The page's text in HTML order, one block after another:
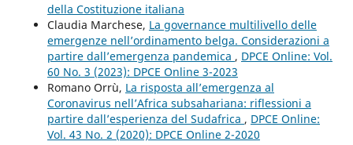
della Costituzione italiana
Claudia Marchese, La governance multilivello delle
emergenze nell’ordinamento belga. Considerazioni a
partire dall’emergenza pandemica , DPCE Online: Vol.
60 No. 3 (2023): DPCE Online 3-2023
Romano Orrù, La risposta all’emergenza al
Coronavirus nell’Africa subsahariana: riflessioni a
partire dall’esperienza del Sudafrica , DPCE Online:
Vol. 43 No. 2 (2020): DPCE Online 2-2020